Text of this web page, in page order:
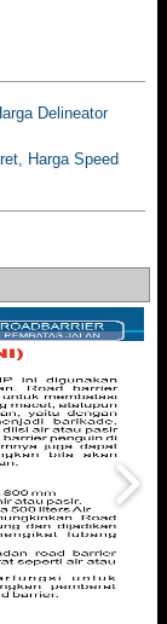
Delineator
Harga Speed